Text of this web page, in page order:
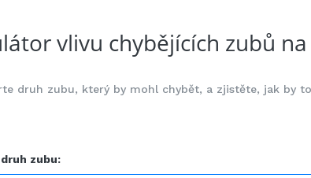
vlivu chybějících zubů
druh zubu, který by mohl chybět, a zjistěte, jak by
zubu: